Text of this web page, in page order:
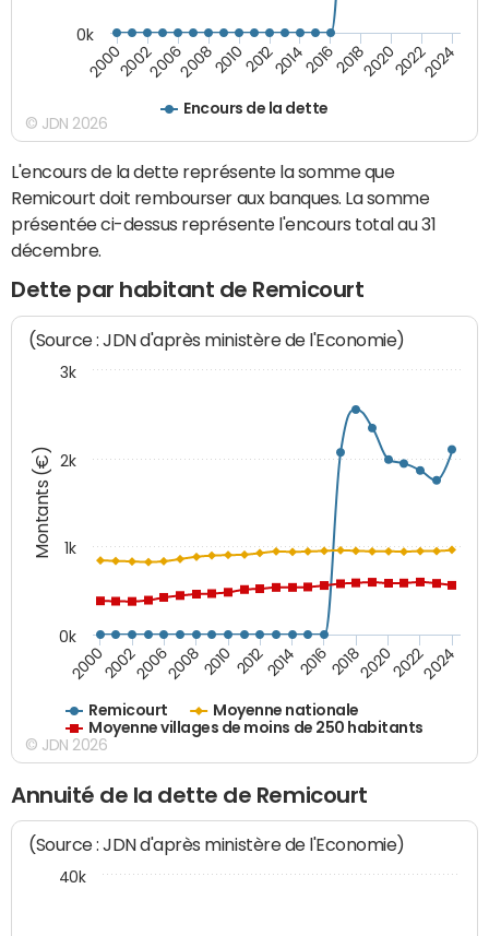
Encours de la dette
200020022006200820102012201420162018202020222024
0k
© JDN 2026
L'encours de la dette représente la somme que
Remicourt doit rembourser aux banques. La somme
présentée ci-dessus représente l'encours total au 31
décembre.
Dette par habitant de Remicourt
Montants (€)
(Source : JDN d'après ministère de l'Economie)
Remicourt
Moyenne nationale
Moyenne villages de moins de 250 habitants
20002002200620082010 2012201420162018202020222024
0k
1k
2k
3k
© JDN 2026
Annuité de la dette de Remicourt
(Source : JDN d'après ministère de l'Economie)
40k